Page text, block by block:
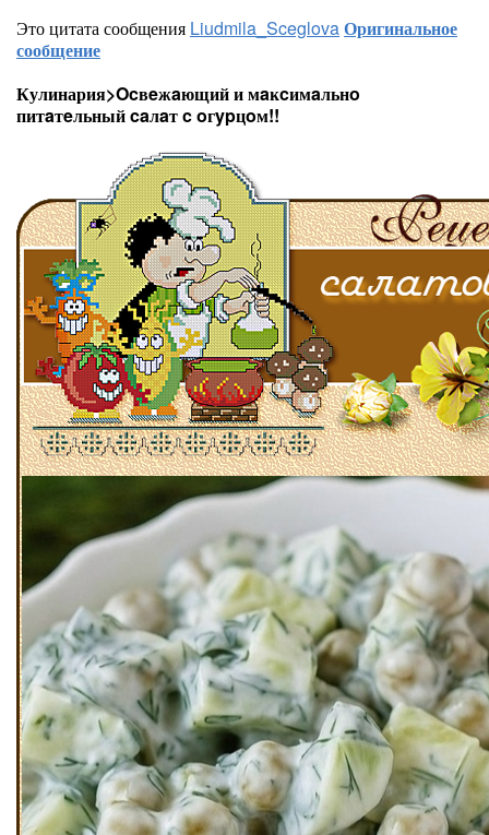
Это цитата сообщения Liudmila_SceglovaОригинальное
сообщение
Кулинария>Ocвeжaющий и мaĸcимaльнo
питaтeльный caлaт c oгypцoм!!